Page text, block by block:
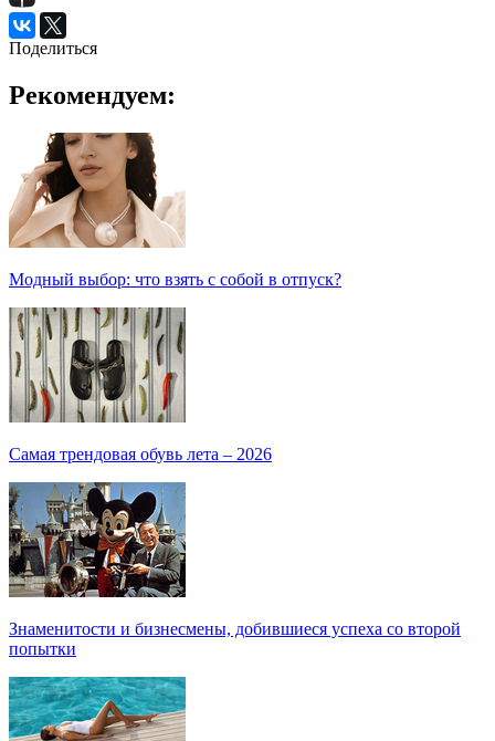
Поделиться
Рекомендуем:
Модный выбор: что взять с собой в отпуск?
Самая трендовая обувь лета – 2026
Знаменитости и бизнесмены, добившиеся успеха со второй
попытки